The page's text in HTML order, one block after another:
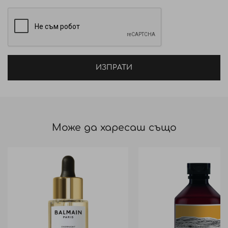
нуждите на скалпа и косата.
Начин на приложение: Нанесете шампоана на
пяна. Изплакнете. Повторете, ако е необходимо.
ИЗПРАТИ
Може да харесаш също